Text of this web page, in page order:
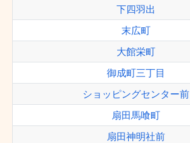
下四羽出
末広町
大館栄町
御成町三丁目
ショッピングセンター前
扇田馬喰町
扇田神明社前